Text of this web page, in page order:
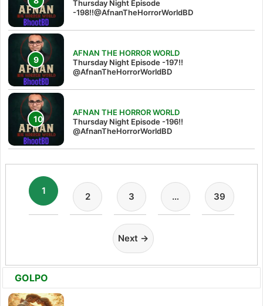
Thursday Night Episode
-198!!@AfnanTheHorrorWorldBD
AFNAN THE HORROR WORLD
Thursday Night Episode -197!!‪
@AfnanTheHorrorWorldBD‬
AFNAN THE HORROR WORLD
Thursday Night Episode -196!!
@AfnanTheHorrorWorldBD
1
2 3 … 39
Next →
GOLPO